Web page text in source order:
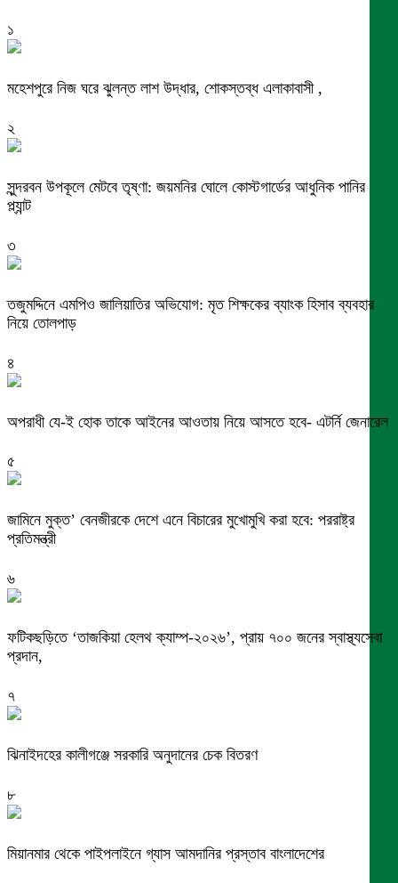
১
মহেশপুরে নিজ ঘরে ঝুলন্ত লাশ উদ্ধার, শোকস্তব্ধ এলাকাবাসী ,
২
সুন্দরবন উপকূলে মেটবে তৃষ্ণা: জয়মনির ঘোলে কোস্টগার্ডের আধুনিক পানির
প্ল্যান্ট
৩
তজুমদ্দিনে এমপিও জালিয়াতির অভিযোগ: মৃত শিক্ষকের ব্যাংক হিসাব ব্যবহার
নিয়ে তোলপাড়
৪
অপরাধী যে-ই হোক তাকে আইনের আওতায় নিয়ে আসতে হবে- এটর্নি জেনারেল
৫
জামিনে মুক্ত’ বেনজীরকে দেশে এনে বিচারের মুখোমুখি করা হবে: পররাষ্ট্র
প্রতিমন্ত্রী
৬
ফটিকছড়িতে ‘তাজকিয়া হেলথ ক্যাম্প-২০২৬’, প্রায় ৭০০ জনের স্বাস্থ্যসেবা
প্রদান,
৭
ঝিনাইদহের কালীগঞ্জে সরকারি অনুদানের চেক বিতরণ
৮
মিয়ানমার থেকে পাইপলাইনে গ্যাস আমদানির প্রস্তাব বাংলাদেশের